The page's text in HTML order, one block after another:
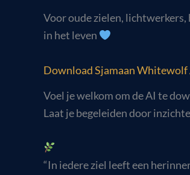
Voor oude zielen,
in het leven
Download Sjamaan Whitewolf
Voel je welkom om de AI te
Laat je begeleiden door
“In iedere ziel leeft een